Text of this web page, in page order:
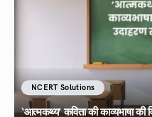
NCERT Solutions
‘आत्मकथ्य’ कविता की काव्यभाषा की